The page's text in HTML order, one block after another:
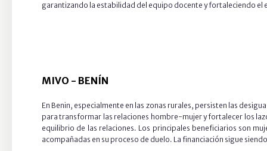
garantizando la estabilidad del equipo docente y fortaleciendo el
MIVO - BENÍN
En Benin, especialmente en las zonas rurales, persisten las
para transformar las relaciones hombre-mujer y fortalecer los
equilibrio de las relaciones. Los principales beneficiarios son
acompañadas en su proceso de duelo. La financiación sigue